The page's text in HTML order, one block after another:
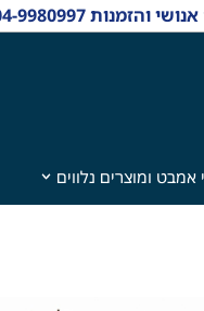
אמבט ומוצרים נלווים